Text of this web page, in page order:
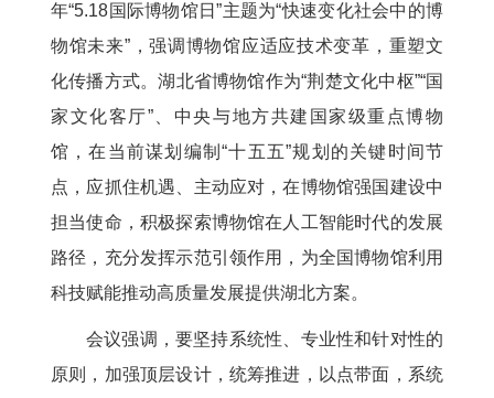
年“5.18国际博物馆日”主题为“快速变化社会中的博
物馆未来”，强调博物馆应适应技术变革，重塑文
化传播方式。湖北省博物馆作为“荆楚文化中枢”“国
家文化客厅”、中央与地方共建国家级重点博物
馆，在当前谋划编制“十五五”规划的关键时间节
点，应抓住机遇、主动应对，在博物馆强国建设中
担当使命，积极探索博物馆在人工智能时代的发展
路径，充分发挥示范引领作用，为全国博物馆利用
科技赋能推动高质量发展提供湖北方案。
会议强调，要坚持系统性、专业性和针对性的
原则，加强顶层设计，统筹推进，以点带面，系统